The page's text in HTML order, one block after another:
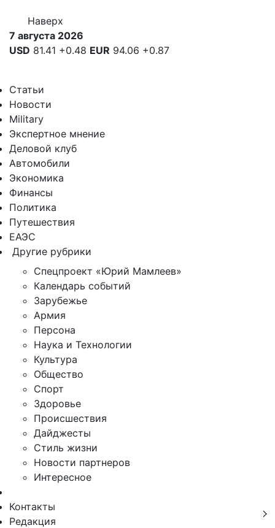
Наверх
7 августа 2026
USD 81.41 +0.48 EUR 94.06 +0.87
Статьи
Новости
Military
Экспертное мнение
Деловой клуб
Автомобили
Экономика
Финансы
Политика
Путешествия
ЕАЭС
Другие рубрики
Спецпроект «Юрий Мамлеев»
Календарь событий
Зарубежье
Армия
Персона
Наука и Технологии
Культура
Общество
Спорт
Здоровье
Происшествия
Дайджесты
Стиль жизни
Новости партнеров
Интересное
Контакты
Редакция